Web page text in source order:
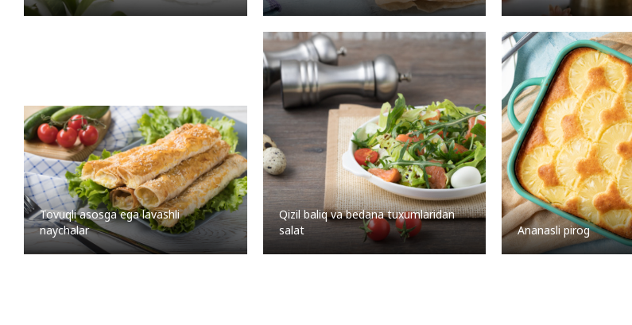
Tovuqli asosga ega lavashli
naychalar
Qizil baliq va bedana tuxumlaridan
salat
Ananasli pirog